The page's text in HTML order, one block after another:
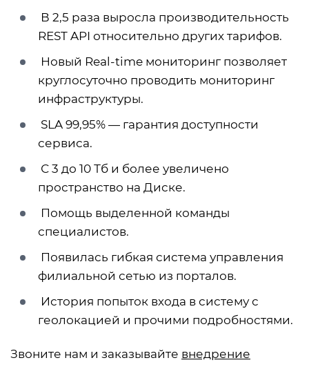
В 2,5 раза выросла производительность
REST API относительно других тарифов.
Новый Real-time мониторинг позволяет
круглосуточно проводить мониторинг
инфраструктуры.
SLA 99,95% — гарантия доступности
сервиса.
С 3 до 10 Тб и более увеличено
пространство на Диске.
Помощь выделенной команды
специалистов.
Появилась гибкая система управления
филиальной сетью из порталов.
История попыток входа в систему с
геолокацией и прочими подробностями.
Звоните нам и заказывайте внедрение